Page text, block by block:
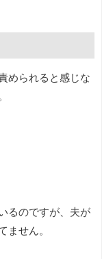
められると感じな
るのですが、夫が
ません。